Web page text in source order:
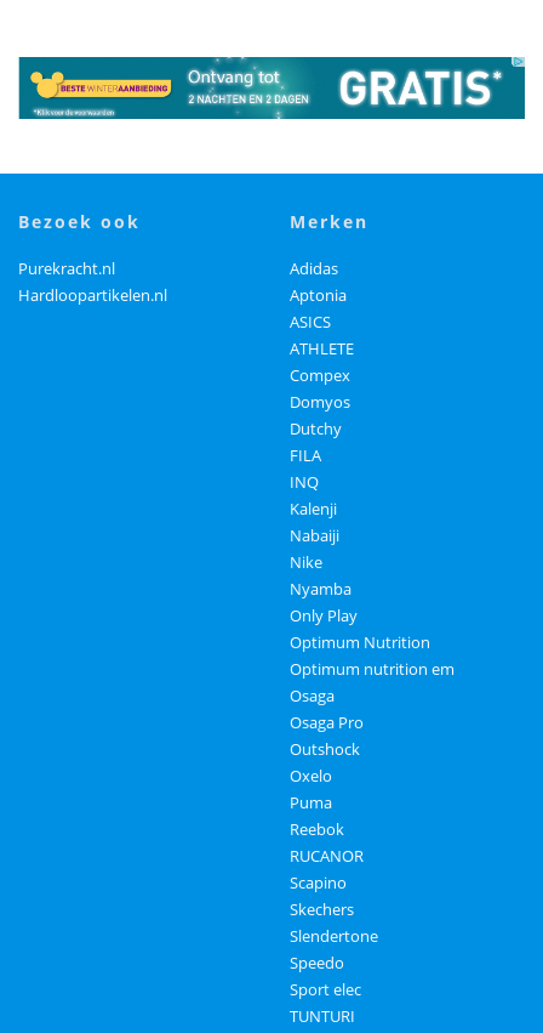
bezoek ook
Purekracht.nl
Hardloopartikelen.nl
merken
Adidas
Aptonia
ASICS
ATHLETE
Compex
Domyos
Dutchy
FILA
INQ
Kalenji
Nabaiji
Nike
Nyamba
Only Play
Optimum Nutrition
Optimum nutrition em
Osaga
Osaga Pro
Outshock
Oxelo
Puma
Reebok
RUCANOR
Scapino
Skechers
Slendertone
Speedo
Sport elec
TUNTURI